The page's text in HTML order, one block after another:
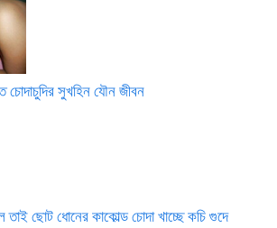
চোদাচুদির সুখহিন যৌন জীবন
তাই ছোট ধোনের কাকোল্ড চোদা খাচ্ছে কচি গুদে